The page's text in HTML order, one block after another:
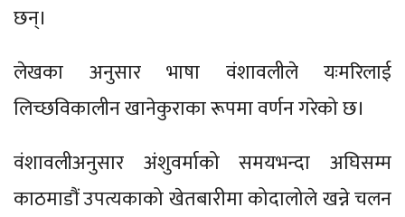
छन्।
लेखका अनुसार भाषा वंशावलीले यःमरिलाई
लिच्छविकालीन खानेकुराका रूपमा वर्णन गरेको छ।
वंशावलीअनुसार अंशुवर्माको समयभन्दा अघिसम्म
काठमाडौं उपत्यकाको खेतबारीमा कोदालोले खन्ने चलन